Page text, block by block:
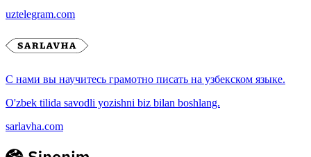
uztelegram.com
С нами вы научитесь грамотно писать на узбекском языке.
O'zbek tilida savodli yozishni biz bilan boshlang.
sarlavha.com